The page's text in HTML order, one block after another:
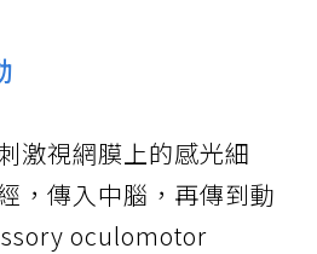
激視網膜上的感光細
，傳入中腦，再傳到動
oculomotor